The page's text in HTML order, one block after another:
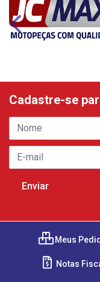
Cadastre-se
Meus
Notas